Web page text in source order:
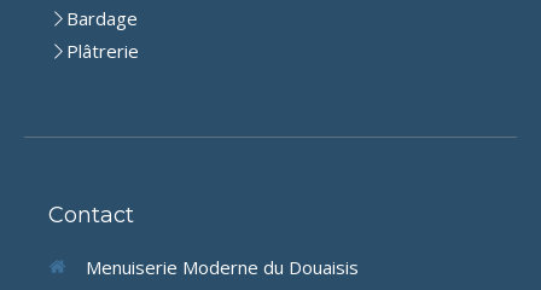
Bardage
Plâtrerie
Contact
Menuiserie Moderne du Douaisis